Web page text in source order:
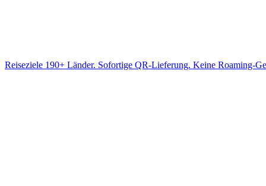
Reiseziele 190+ Länder. Sofortige QR-Lieferung. Keine Roaming-